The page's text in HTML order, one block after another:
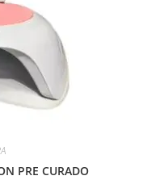
PRE CURADO